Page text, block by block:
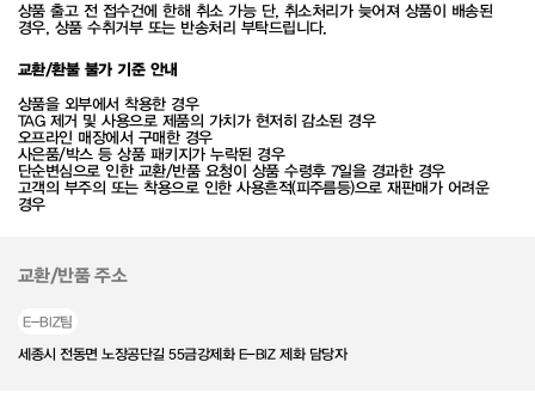
상품 출고 전 접수건에 한해 취소 가능 단, 취소처리가 늦어져 상품이 배송된
경우, 상품 수취거부 또는 반송처리 부탁드립니다.
교환/환불 불가 기준 안내
상품을 외부에서 착용한 경우
TAG 제거 및 사용으로 제품의 가치가 현저히 감소된 경우
오프라인 매장에서 구매한 경우
사은품/박스 등 상품 패키지가 누락된 경우
단순변심으로 인한 교환/반품 요청이 상품 수령후 7일을 경과한 경우
고객의 부주의 또는 착용으로 인한 사용흔적(피주름등)으로 재판매가 어려운
경우
교환/반품 주소
E-BIZ팀
세종시 전동면 노장공단길 55금강제화 E-BIZ 제화 담당자